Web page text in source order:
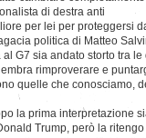
di destra anti
per lei per proteggersi
politica di Matteo
G7 sia andato storto tra
rimproverare e
quelle che conosciamo,
la prima interpretazione
Trump, però la